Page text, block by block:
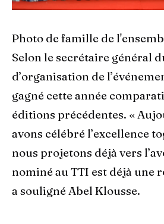
Photo de famille de
Selon le secrétaire général
d’organisation de
gagné cette année
éditions précédentes. «
avons célébré l’excellence
nous projetons déjà vers
nominé au TTI est déjà une
a souligné Abel Klousse.